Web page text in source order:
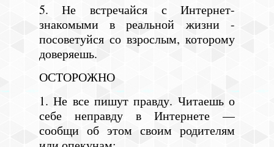
5. Не встречайся с Интернет-
знакомыми в реальной жизни -
посоветуйся со взрослым, которому
доверяешь.
ОСТОРОЖНО
1. Не все пишут правду. Читаешь о
себе неправду в Интернете —
сообщи об этом своим родителям